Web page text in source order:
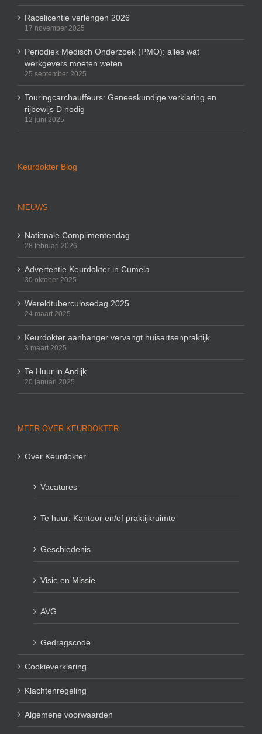
Racelicentie verlengen 2026
17 november 2025
Periodiek Medisch Onderzoek (PMO): alles wat
werkgevers moeten weten
25 september 2025
Touringcarchauffeurs: Geneeskundige verklaring en
rijbewijs D nodig
12 juni 2025
Keurdokter Blog
NIEUWS
Nationale Complimentendag
28 februari 2026
Advertentie Keurdokter in Cumela
30 oktober 2025
Wereldtuberculosedag 2025
24 maart 2025
Keurdokter aanhanger vervangt huisartsenpraktijk
3 maart 2025
Te Huur in Andijk
20 januari 2025
MEER OVER KEURDOKTER
Over Keurdokter
Vacatures
Te huur: Kantoor en/of praktijkruimte
Geschiedenis
Visie en Missie
AVG
Gedragscode
Cookieverklaring
Klachtenregeling
Algemene voorwaarden